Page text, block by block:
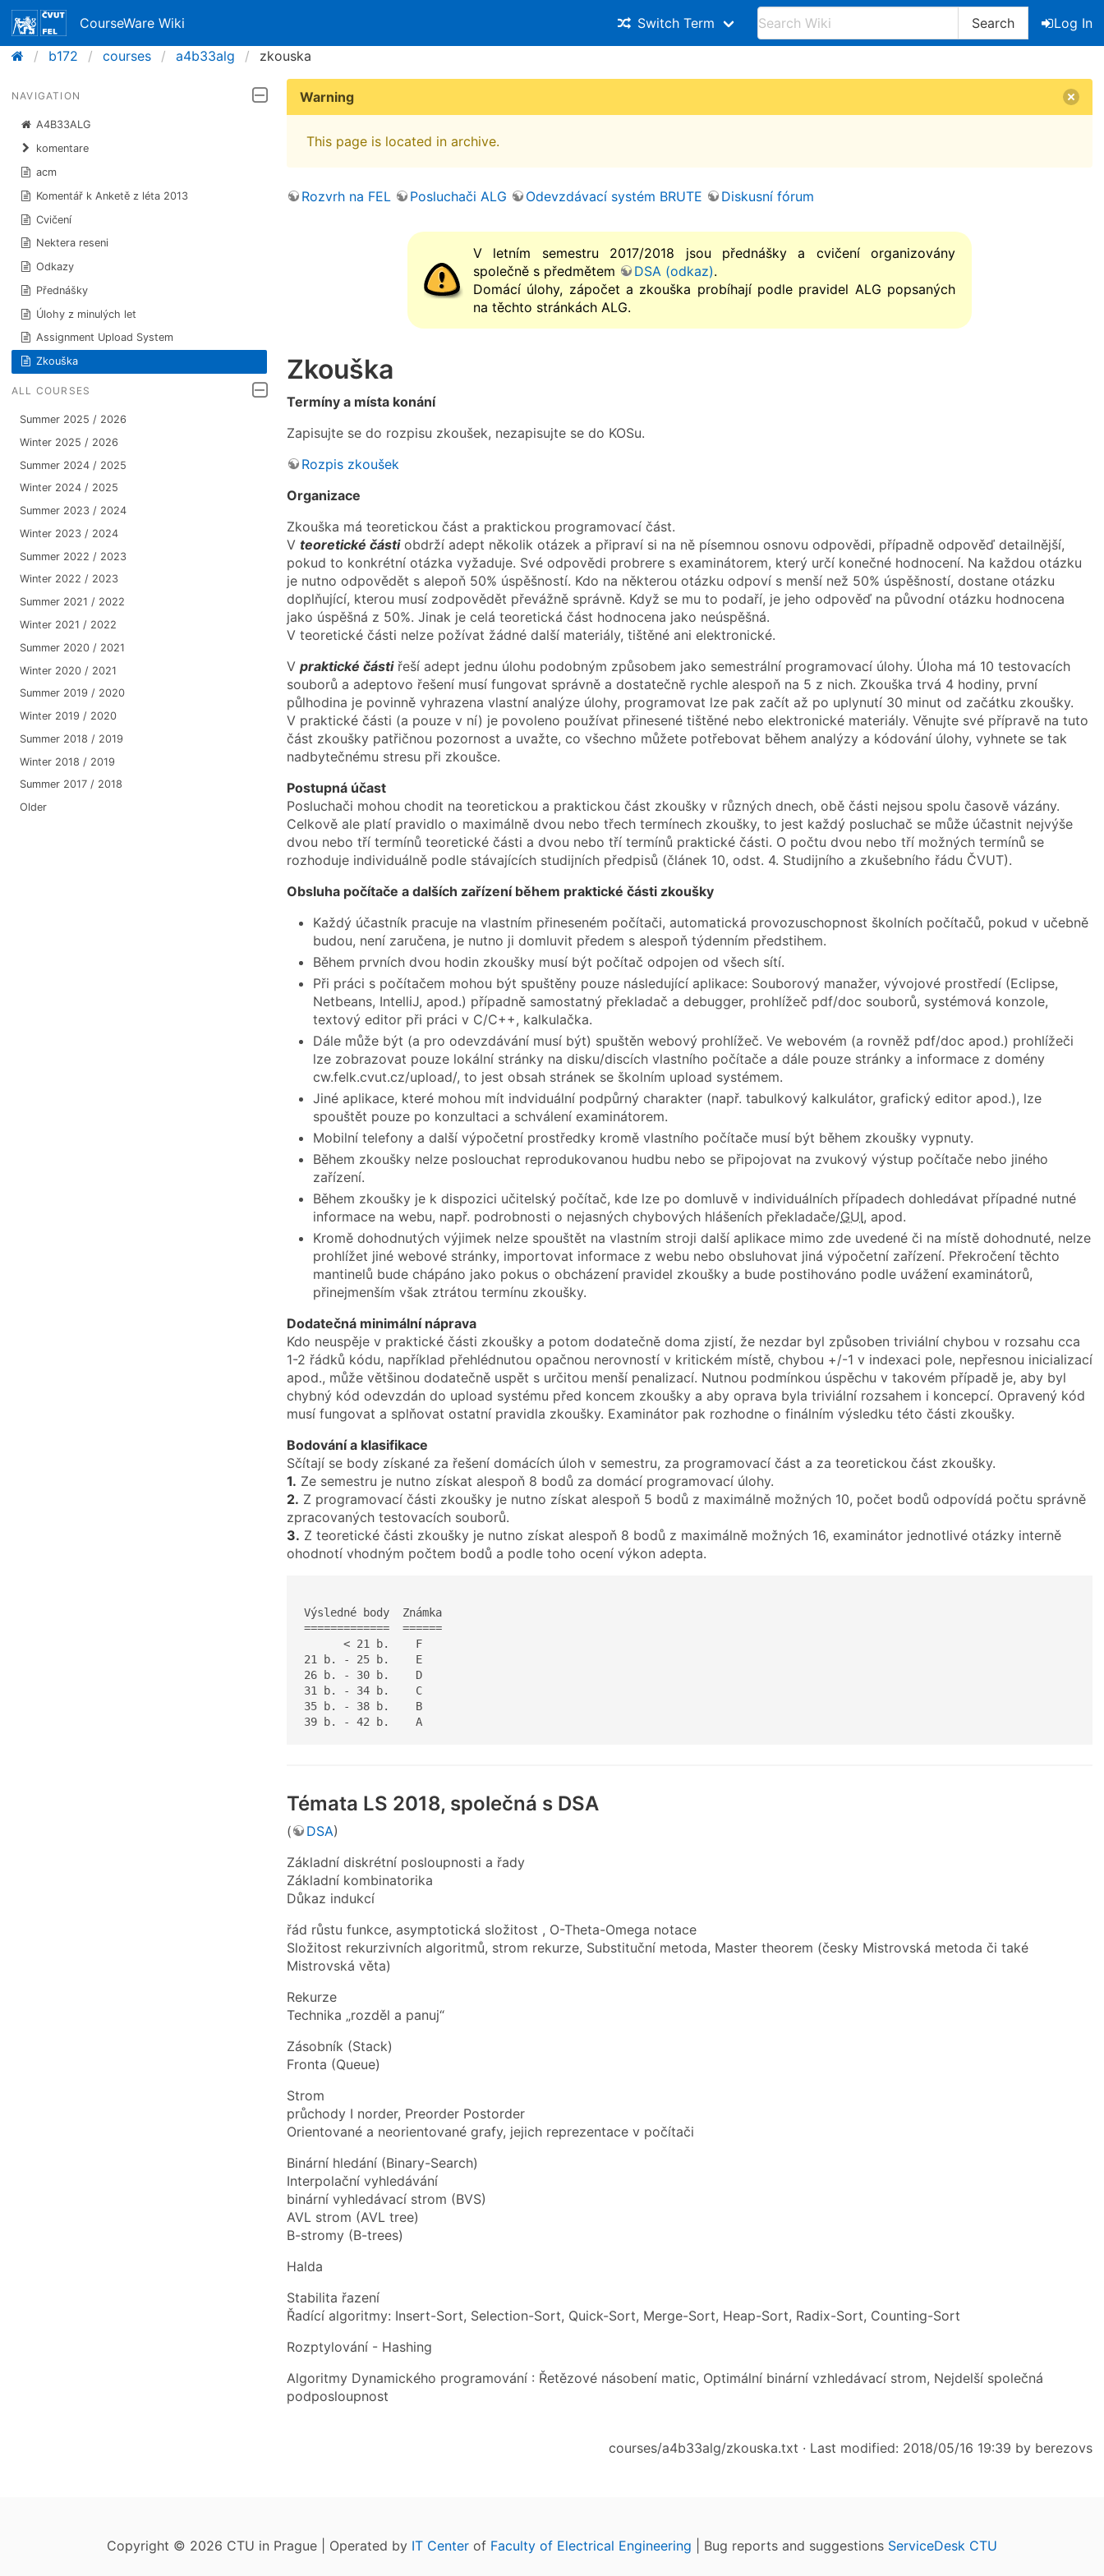
CourseWare Wiki Switch Term Search
Log In
b172
courses a4b33alg zkouska
NAVIGATION
A4B33ALG
komentare
acm
Komentář k Anketě z léta 2013
Cvičení
Nektera reseni
Odkazy
Přednášky
Úlohy z minulých let
Assignment Upload System
Zkouška
ALL COURSES
Summer 2025 / 2026
Winter 2025 / 2026
Summer 2024 / 2025
Winter 2024 / 2025
Summer 2023 / 2024
Winter 2023 / 2024
Summer 2022 / 2023
Winter 2022 / 2023
Summer 2021 / 2022
Winter 2021 / 2022
Summer 2020 / 2021
Winter 2020 / 2021
Summer 2019 / 2020
Winter 2019 / 2020
Summer 2018 / 2019
Winter 2018 / 2019
Summer 2017 / 2018
Older
Warning
This page is located in archive.
Rozvrh na FEL Posluchači ALG Odevzdávací systém BRUTE Diskusní fórum
V letním semestru 2017/2018 jsou přednášky a cvičení organizovány
společně s předmětem
DSA (odkaz).
Domácí úlohy, zápočet a zkouška probíhají podle pravidel ALG popsaných
na těchto stránkách ALG.
Zkouška
Termíny a místa konání
Zapisujte se do rozpisu zkoušek, nezapisujte se do KOSu.
Rozpis zkoušek
Organizace
Zkouška má teoretickou část a praktickou programovací část.
V teoretické částiobdrží adept několik otázek a připraví si na ně písemnou osnovu odpovědi, případně odpověď detailnější,
pokud to konkrétní otázka vyžaduje. Své odpovědi probrere s examinátorem, který určí konečné hodnocení. Na každou otázku
je nutno odpovědět s alepoň 50% úspěšností. Kdo na některou otázku odpoví s menší než 50% úspěšností, dostane otázku
doplňující, kterou musí zodpovědět převážně správně. Když se mu to podaří, je jeho odpověď na původní otázku hodnocena
jako úspěšná z 50%. Jinak je celá teoretická část hodnocena jako neúspěšná.
V teoretické části nelze požívat žádné další materiály, tištěné ani elektronické.
V praktické částiřeší adept jednu úlohu podobným způsobem jako semestrální programovací úlohy. Úloha má 10 testovacích
souborů a adeptovo řešení musí fungovat správně a dostatečně rychle alespoň na 5 z nich. Zkouška trvá 4 hodiny, první
půlhodina je povinně vyhrazena vlastní analýze úlohy, programovat lze pak začít až po uplynutí 30 minut od začátku zkoušky.
V praktické části (a pouze v ní) je povoleno používat přinesené tištěné nebo elektronické materiály. Věnujte své přípravě na tuto
část zkoušky patřičnou pozornost a uvažte, co všechno můžete potřebovat během analýzy a kódování úlohy, vyhnete se tak
nadbytečnému stresu při zkoušce.
Postupná účast
Posluchači mohou chodit na teoretickou a praktickou část zkoušky v různých dnech, obě části nejsou spolu časově vázány.
Celkově ale platí pravidlo o maximálně dvou nebo třech termínech zkoušky, to jest každý posluchač se může účastnit nejvýše
dvou nebo tří termínů teoretické části a dvou nebo tří termínů praktické části. O počtu dvou nebo tří možných termínů se
rozhoduje individuálně podle stávajících studijních předpisů (článek 10, odst. 4. Studijního a zkušebního řádu ČVUT).
Obsluha počítače a dalších zařízení během praktické části zkoušky
Každý účastník pracuje na vlastním přineseném počítači, automatická provozuschopnost školních počítačů, pokud v učebně
budou, není zaručena, je nutno ji domluvit předem s alespoň týdenním předstihem.
Během prvních dvou hodin zkoušky musí být počítač odpojen od všech sítí.
Při práci s počítačem mohou být spuštěny pouze následující aplikace: Souborový manažer, vývojové prostředí (Eclipse,
Netbeans, IntelliJ, apod.) případně samostatný překladač a debugger, prohlížeč pdf/doc souborů, systémová konzole,
textový editor při práci v C/C++, kalkulačka.
Dále může být (a pro odevzdávání musí být) spuštěn webový prohlížeč. Ve webovém (a rovněž pdf/doc apod.) prohlížeči
lze zobrazovat pouze lokální stránky na disku/discích vlastního počítače a dále pouze stránky a informace z domény
cw.felk.cvut.cz/upload/, to jest obsah stránek se školním upload systémem.
Jiné aplikace, které mohou mít indviduální podpůrný charakter (např. tabulkový kalkulátor, grafický editor apod.), lze
spouštět pouze po konzultaci a schválení examinátorem.
Mobilní telefony a další výpočetní prostředky kromě vlastního počítače musí být během zkoušky vypnuty.
Během zkoušky nelze poslouchat reprodukovanou hudbu nebo se připojovat na zvukový výstup počítače nebo jiného
zařízení.
Během zkoušky je k dispozici učitelský počítač, kde lze po domluvě v individuálních případech dohledávat případné nutné
informace na webu, např. podrobnosti o nejasných chybových hlášeních překladače/GUI, apod.
Kromě dohodnutých výjimek nelze spouštět na vlastním stroji další aplikace mimo zde uvedené či na místě dohodnuté, nelze
prohlížet jiné webové stránky, importovat informace z webu nebo obsluhovat jiná výpočetní zařízení. Překročení těchto
mantinelů bude chápáno jako pokus o obcházení pravidel zkoušky a bude postihováno podle uvážení examinátorů,
přinejmenším však ztrátou termínu zkoušky.
Dodatečná minimální náprava
Kdo neuspěje v praktické části zkoušky a potom dodatečně doma zjistí, že nezdar byl způsoben triviální chybou v rozsahu cca
1-2 řádků kódu, například přehlédnutou opačnou nerovností v kritickém místě, chybou +/-1 v indexaci pole, nepřesnou inicializací
apod., může většinou dodatečně uspět s určitou menší penalizací. Nutnou podmínkou úspěchu v takovém případě je, aby byl
chybný kód odevzdán do upload systému před koncem zkoušky a aby oprava byla triviální rozsahem i koncepcí. Opravený kód
musí fungovat a splňovat ostatní pravidla zkoušky. Examinátor pak rozhodne o finálním výsledku této části zkoušky.
Bodování a klasifikace
Sčítají se body získané za řešení domácích úloh v semestru, za programovací část a za teoretickou část zkoušky.
1. Ze semestru je nutno získat alespoň 8 bodů za domácí programovací úlohy.
2. Z programovací části zkoušky je nutno získat alespoň 5 bodů z maximálně možných 10, počet bodů odpovídá počtu správně
zpracovaných testovacích souborů.
3. Z teoretické části zkoušky je nutno získat alespoň 8 bodů z maximálně možných 16, examinátor jednotlivé otázky interně
ohodnotí vhodným počtem bodů a podle toho ocení výkon adepta.
Výsledné body  Známka
=============  ======
      < 21 b.    F
21 b. - 25 b.    E
26 b. - 30 b.    D
31 b. - 34 b.    C
35 b. - 38 b.    B
39 b. - 42 b.    A
Témata LS 2018, společná s DSA
( DSA)
Základní diskrétní posloupnosti a řady
Základní kombinatorika
Důkaz indukcí
řád růstu funkce, asymptotická složitost , O-Theta-Omega notace
Složitost rekurzivních algoritmů, strom rekurze, Substituční metoda, Master theorem (česky Mistrovská metoda či také
Mistrovská věta)
Rekurze
Technika „rozděl a panuj“
Zásobník (Stack)
Fronta (Queue)
Strom
průchody I norder, Preorder Postorder
Orientované a neorientované grafy, jejich reprezentace v počítači
Binární hledání (Binary-Search)
Interpolační vyhledávání
binární vyhledávací strom (BVS)
AVL strom (AVL tree)
B-stromy (B-trees)
Halda
Stabilita řazení
Řadící algoritmy: Insert-Sort, Selection-Sort, Quick-Sort, Merge-Sort, Heap-Sort, Radix-Sort, Counting-Sort
Rozptylování - Hashing
Algoritmy Dynamického programování : Řetězové násobení matic, Optimální binární vzhledávací strom, Nejdelší společná
podposloupnost
courses/a4b33alg/zkouska.txt · Last modified: 2018/05/16 19:39 by berezovs
Copyright © 2026 CTU in Prague | Operated by IT Center of Faculty of Electrical Engineering | Bug reports and suggestions ServiceDesk CTU